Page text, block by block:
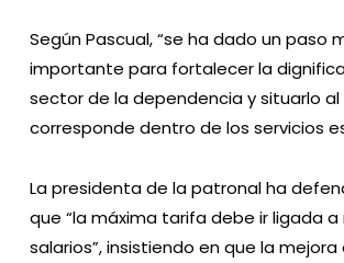
Según Pascual, “se ha dado un paso
importante para fortalecer la
sector de la dependencia y situarlo al
corresponde dentro de los servicios
La presidenta de la patronal ha
que “la máxima tarifa debe ir ligada a
salarios”, insistiendo en que la mejora